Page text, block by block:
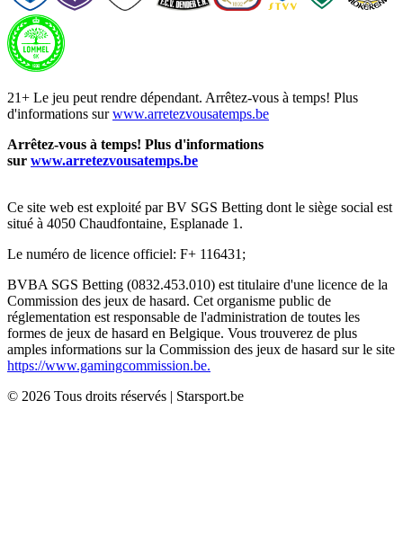
21+ Le jeu peut rendre dépendant. Arrêtez-vous à temps! Plus
d'informations surwww.arretezvousatemps.be
Arrêtez-vous à temps! Plus d'informations
sur www.arretezvousatemps.be
Ce site web est exploité par BV SGS Betting dont le siège social est
situé à 4050 Chaudfontaine, Esplanade 1.
Le numéro de licence officiel: F+ 116431;
BVBA SGS Betting (0832.453.010) est titulaire d'une licence de la
Commission des jeux de hasard. Cet organisme public de
réglementation est responsable de l'administration de toutes les
formes de jeux de hasard en Belgique. Vous trouverez de plus
amples informations sur la Commission des jeux de hasard sur le site
https://www.gamingcommission.be.
© 2026 Tous droits réservés | Starsport.be